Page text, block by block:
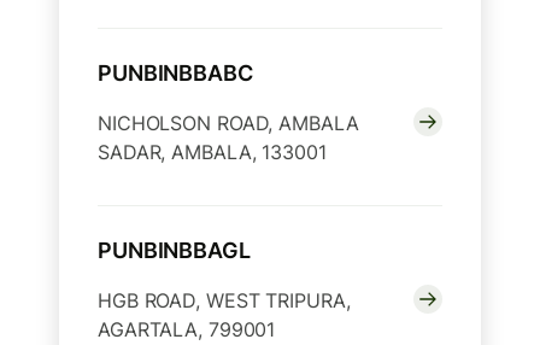
PUNBINBBABC
NICHOLSON ROAD, AMBALA
SADAR, AMBALA, 133001
PUNBINBBAGL
HGB ROAD, WEST TRIPURA,
AGARTALA, 799001